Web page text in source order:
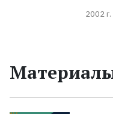
2002 г.